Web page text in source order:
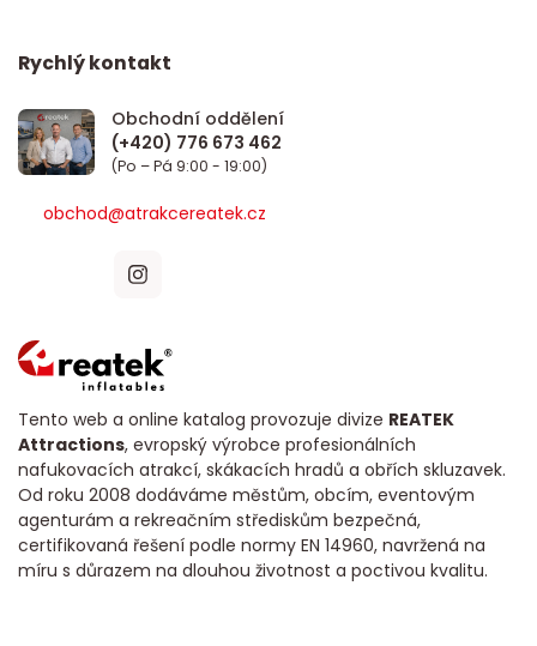
Tento web a online katalog provozuje divize REATEK
Attractions, evropský výrobce profesionálních
nafukovacích atrakcí, skákacích hradů a obřích skluzavek.
Od roku 2008 dodáváme městům, obcím, eventovým
agenturám a rekreačním střediskům bezpečná,
certifikovaná řešení podle normy EN 14960, navržená na
míru s důrazem na dlouhou životnost a poctivou kvalitu.
Rychlý kontakt
Obchodní oddělení
(Po – Pá 9:00 - 19:00)
obchod@atrakcereatek.cz